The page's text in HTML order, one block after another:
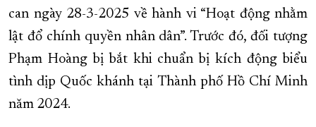
can ngày 28-3-2025 về hành vi “Hoạt động nhằm
lật đổ chính quyền nhân dân”. Trước đó, đối tượng
Phạm Hoàng bị bắt khi chuẩn bị kích động biểu
tình dịp Quốc khánh tại Thành phố Hồ Chí Minh
năm 2024.